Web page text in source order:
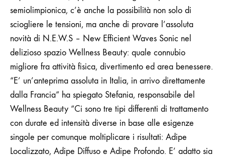
semiolimpionica, c’è anche la possibilità non solo di
sciogliere le tensioni, ma anche di provare l’assoluta
novità di N.E.W.S – New Efficient Waves Sonic nel
delizioso spazio Wellness Beauty: quale connubio
migliore fra attività fisica, divertimento ed area benessere.
“E’ un’anteprima assoluta in Italia, in arrivo direttamente
dalla Francia” ha spiegato Stefania, responsabile del
Wellness Beauty “Ci sono tre tipi differenti di trattamento
con durate ed intensità diverse in base alle esigenze
singole per comunque moltiplicare i risultati: Adipe
Localizzato, Adipe Diffuso e Adipe Profondo. E’ adatto sia